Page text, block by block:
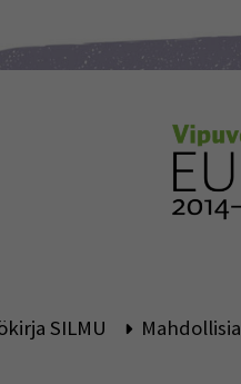
SILMU
Mahdollisia